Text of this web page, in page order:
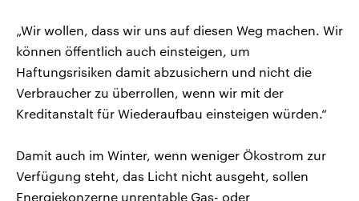
„Wir wollen, dass wir uns auf diesen Weg machen. Wir
können öffentlich auch einsteigen, um
Haftungsrisiken damit abzusichern und nicht die
Verbraucher zu überrollen, wenn wir mit der
Kreditanstalt für Wiederaufbau einsteigen würden.“
Damit auch im Winter, wenn weniger Ökostrom zur
Verfügung steht, das Licht nicht ausgeht, sollen
Energiekonzerne unrentable Gas- oder